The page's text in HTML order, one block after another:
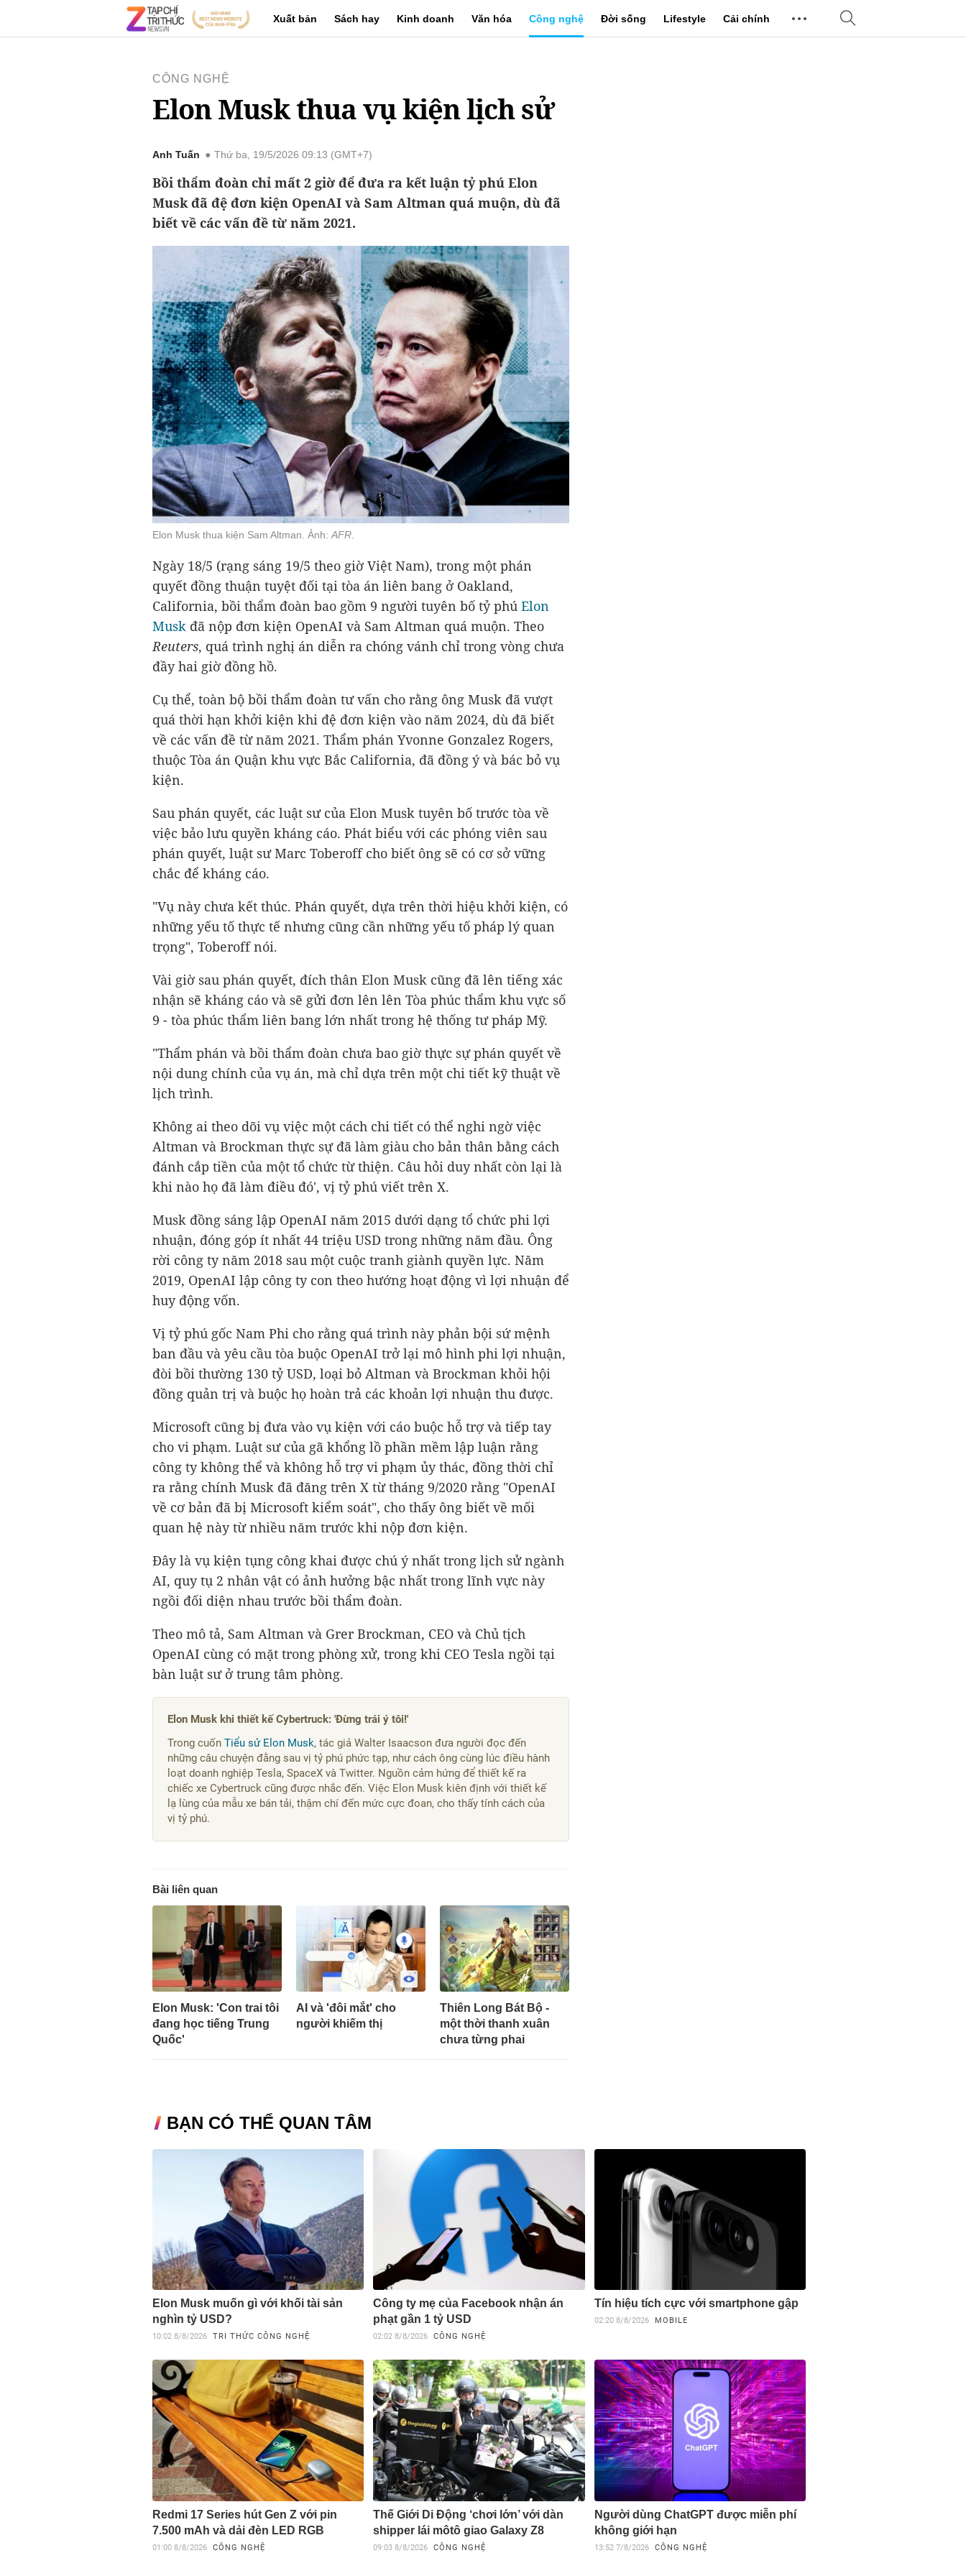
Xuất bản Sách hay Kinh doanh Văn hóa Công nghệ Đời sống Lifestyle Cải chính
CÔNG NGHỆ
Elon Musk thua vụ kiện lịch sử
Anh Tuấn Thứ ba, 19/5/2026 09:13 (GMT+7)
Bồi thẩm đoàn chỉ mất 2 giờ để đưa ra kết luận tỷ phú Elon
Musk đã đệ đơn kiện OpenAI và Sam Altman quá muộn, dù đã
biết về các vấn đề từ năm 2021.
Elon Musk thua kiện Sam Altman. Ảnh: AFR
Ngày 18/5 (rạng sáng 19/5 theo giờ Việt Nam), trong một phán
quyết đồng thuận tuyệt đối tại tòa án liên bang ở Oakland,
California, bồi thẩm đoàn bao gồm 9 người tuyên bố tỷ phú Elon
Musk đã nộp đơn kiện OpenAI và Sam Altman quá muộn. Theo
Reuters, quá trình nghị án diễn ra chóng vánh chỉ trong vòng chưa
đầy hai giờ đồng hồ.
Cụ thể, toàn bộ bồi thẩm đoàn tư vấn cho rằng ông Musk đã vượt
quá thời hạn khởi kiện khi đệ đơn kiện vào năm 2024, dù đã biết
về các vấn đề từ năm 2021. Thẩm phán Yvonne Gonzalez Rogers,
thuộc Tòa án Quận khu vực Bắc California, đã đồng ý và bác bỏ vụ
kiện.
Sau phán quyết, các luật sư của Elon Musk tuyên bố trước tòa về
việc bảo lưu quyền kháng cáo. Phát biểu với các phóng viên sau
phán quyết, luật sư Marc Toberoff cho biết ông sẽ có cơ sở vững
chắc để kháng cáo.
"Vụ này chưa kết thúc. Phán quyết, dựa trên thời hiệu khởi kiện, có
những yếu tố thực tế nhưng cũng cần những yếu tố pháp lý quan
trọng", Toberoff nói.
Vài giờ sau phán quyết, đích thân Elon Musk cũng đã lên tiếng xác
nhận sẽ kháng cáo và sẽ gửi đơn lên lên Tòa phúc thẩm khu vực số
9 - tòa phúc thẩm liên bang lớn nhất trong hệ thống tư pháp Mỹ.
"Thẩm phán và bồi thẩm đoàn chưa bao giờ thực sự phán quyết về
nội dung chính của vụ án, mà chỉ dựa trên một chi tiết kỹ thuật về
lịch trình.
Không ai theo dõi vụ việc một cách chi tiết có thể nghi ngờ việc
Altman và Brockman thực sự đã làm giàu cho bản thân bằng cách
đánh cắp tiền của một tổ chức từ thiện. Câu hỏi duy nhất còn lại là
khi nào họ đã làm điều đó', vị tỷ phú viết trên X.
Musk đồng sáng lập OpenAI năm 2015 dưới dạng tổ chức phi lợi
nhuận, đóng góp ít nhất 44 triệu USD trong những năm đầu. Ông
rời công ty năm 2018 sau một cuộc tranh giành quyền lực. Năm
2019, OpenAI lập công ty con theo hướng hoạt động vì lợi nhuận để
huy động vốn.
Vị tỷ phú gốc Nam Phi cho rằng quá trình này phản bội sứ mệnh
ban đầu và yêu cầu tòa buộc OpenAI trở lại mô hình phi lợi nhuận,
đòi bồi thường 130 tỷ USD, loại bỏ Altman và Brockman khỏi hội
đồng quản trị và buộc họ hoàn trả các khoản lợi nhuận thu được.
Microsoft cũng bị đưa vào vụ kiện với cáo buộc hỗ trợ và tiếp tay
cho vi phạm. Luật sư của gã khổng lồ phần mềm lập luận rằng
công ty không thể và không hỗ trợ vi phạm ủy thác, đồng thời chỉ
ra rằng chính Musk đã đăng trên X từ tháng 9/2020 rằng "OpenAI
về cơ bản đã bị Microsoft kiểm soát", cho thấy ông biết về mối
quan hệ này từ nhiều năm trước khi nộp đơn kiện.
Đây là vụ kiện tụng công khai được chú ý nhất trong lịch sử ngành
AI, quy tụ 2 nhân vật có ảnh hưởng bậc nhất trong lĩnh vực này
ngồi đối diện nhau trước bồi thẩm đoàn.
Theo mô tả, Sam Altman và Grer Brockman, CEO và Chủ tịch
OpenAI cùng có mặt trong phòng xử, trong khi CEO Tesla ngồi tại
bàn luật sư ở trung tâm phòng.
Elon Musk khi thiết kế Cybertruck: 'Đừng trái ý tôi!'
Trong cuốn Tiểu sử Elon Musk, tác giả Walter Isaacson đưa người đọc đến
những câu chuyện đằng sau vị tỷ phú phức tạp, như cách ông cùng lúc điều hành
loạt doanh nghiệp Tesla, SpaceX và Twitter. Nguồn cảm hứng để thiết kế ra
chiếc xe Cybertruck cũng được nhắc đến. Việc Elon Musk kiên định với thiết kế
lạ lùng của mẫu xe bán tải, thậm chí đến mức cực đoan, cho thấy tính cách của
vị tỷ phú.
Bài liên quan
Elon Musk: 'Con trai tôi
đang học tiếng Trung
Quốc'
AI và 'đôi mắt' cho
người khiếm thị
Thiên Long Bát Bộ -
một thời thanh xuân
chưa từng phai
BẠN CÓ THỂ QUAN TÂM
Elon Musk muốn gì với khối tài sản
nghìn tỷ USD?
10:02 8/8/2026 TRI THỨC CÔNG NGHỆ
Công ty mẹ của Facebook nhận án
phạt gần 1 tỷ USD
02:02 8/8/2026 CÔNG NGHỆ
Tín hiệu tích cực với smartphone gập
02:20 8/8/2026 MOBILE
Redmi 17 Series hút Gen Z với pin
7.500 mAh và dải đèn LED RGB
01:00 8/8/2026 CÔNG NGHỆ
Thế Giới Di Động ‘chơi lớn’ với dàn
shipper lái môtô giao Galaxy Z8
09:03 8/8/2026 CÔNG NGHỆ
Người dùng ChatGPT được miễn phí
không giới hạn
13:52 7/8/2026 CÔNG NGHỆ